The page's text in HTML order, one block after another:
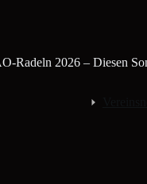
Radeln 2026 – Diesen